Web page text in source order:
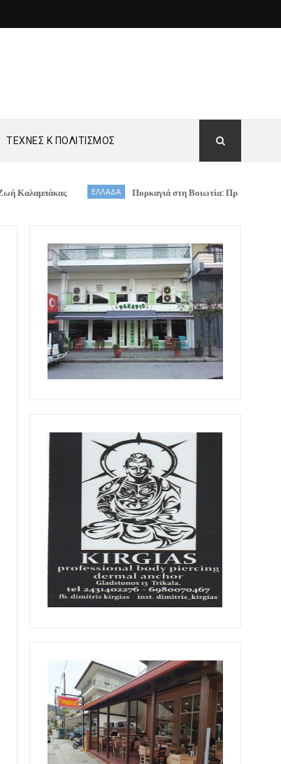
ΤΕΧΝΕΣ Κ ΠΟΛΙΤΙΣΜΟΣ
ΕΛΛΑΔΑ Πυρκαγιά στη Βοιωτία: Προφυλακίστηκαν ο